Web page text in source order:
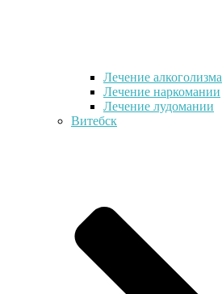
Лечение алкоголизма
Лечение наркомании
Лечение лудомании
Витебск